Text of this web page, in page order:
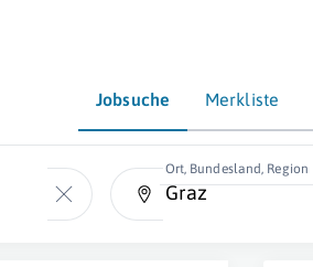
Jobsuche Merkliste
Ort, Bundesland, Region